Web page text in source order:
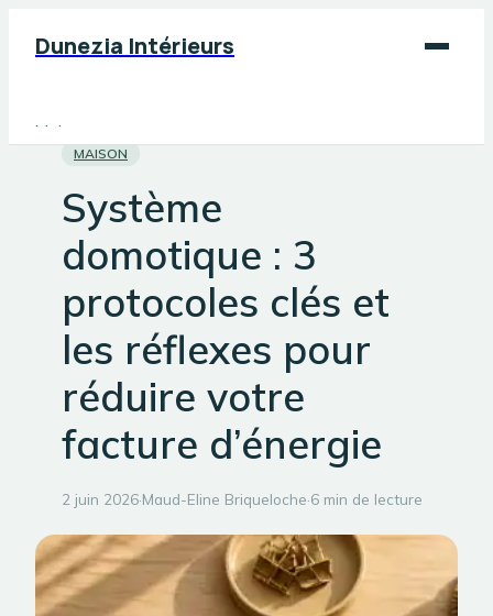
Dunezia Intérieurs
Maison
Jardinage
Bricolage
MAISON
Système
domotique : 3
protocoles clés et
les réflexes pour
réduire votre
facture d’énergie
2 juin 2026·Maud-Eline Briqueloche·6 min de lecture